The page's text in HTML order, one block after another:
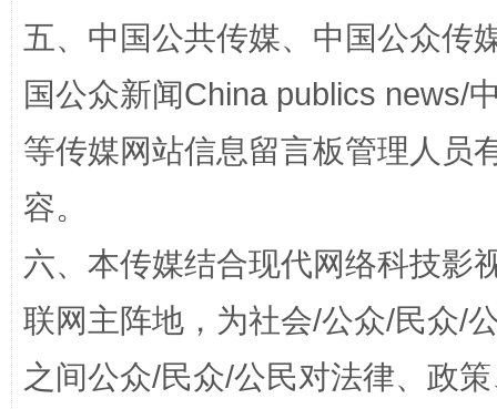
东山县通报“牛蛙产品抗生素超标问题”
五、中国公共传媒、中国公众传
国公众新闻China publics news/
等传媒网站信息留言板管理人员
容。
六、本传媒结合现代网络科技影
联网主阵地，为社会/公众/民众/
之间公众/民众/公民对法律、政